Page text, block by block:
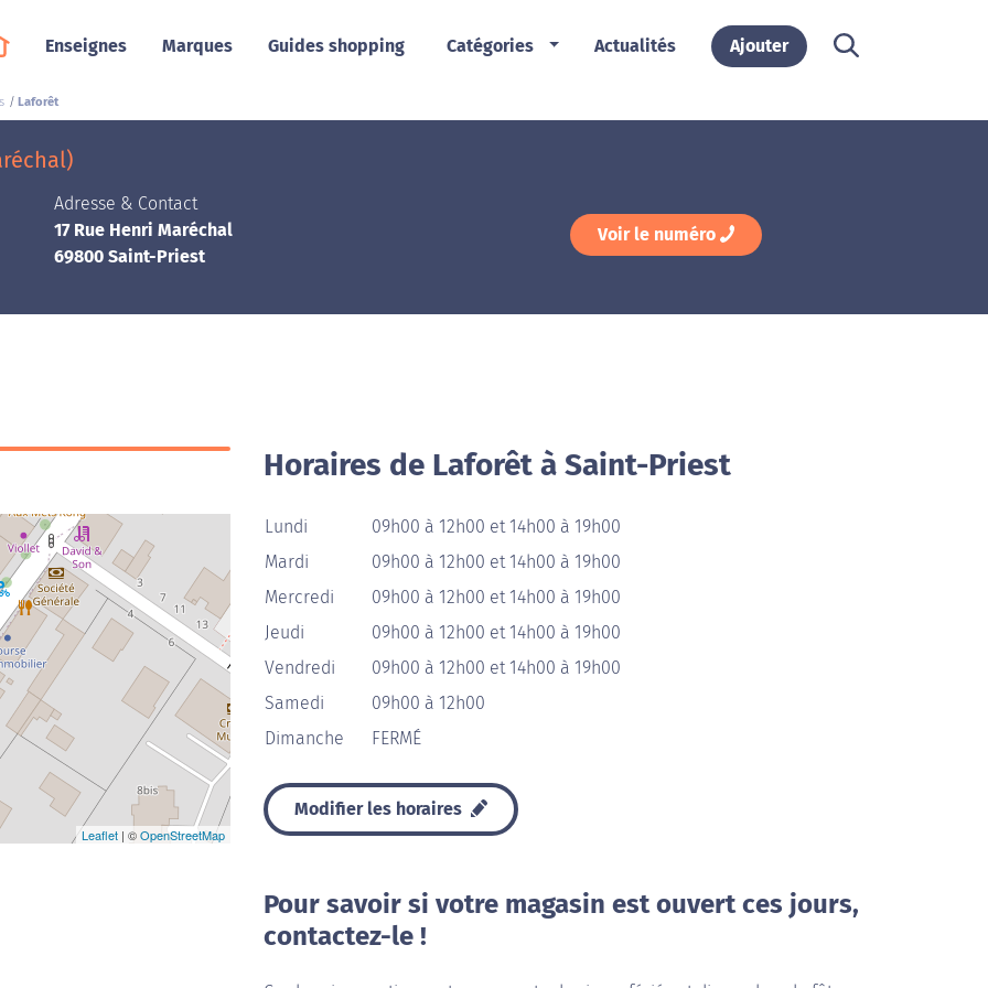
Enseignes Marques Guides shopping Catégories Actualités Ajouter
Laforêt
Adresse & Contact
17 Rue Henri Maréchal
69800 Saint-Priest
Voir le numéro
Leaflet | ©OpenStreetMap
Horaires de Laforêt à Saint-Priest
Lundi
09h00 à 12h00 et 14h00 à 19h00
Mardi
09h00 à 12h00 et 14h00 à 19h00
Mercredi
09h00 à 12h00 et 14h00 à 19h00
Jeudi
09h00 à 12h00 et 14h00 à 19h00
Vendredi
09h00 à 12h00 et 14h00 à 19h00
Samedi
09h00 à 12h00
Dimanche
FERMÉ
Modifier les horaires
Pour savoir si votre magasin est ouvert ces jours,
contactez-le !